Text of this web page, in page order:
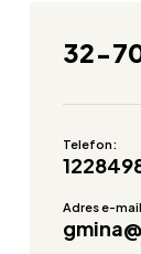
32-
Telefon:
Adres e-